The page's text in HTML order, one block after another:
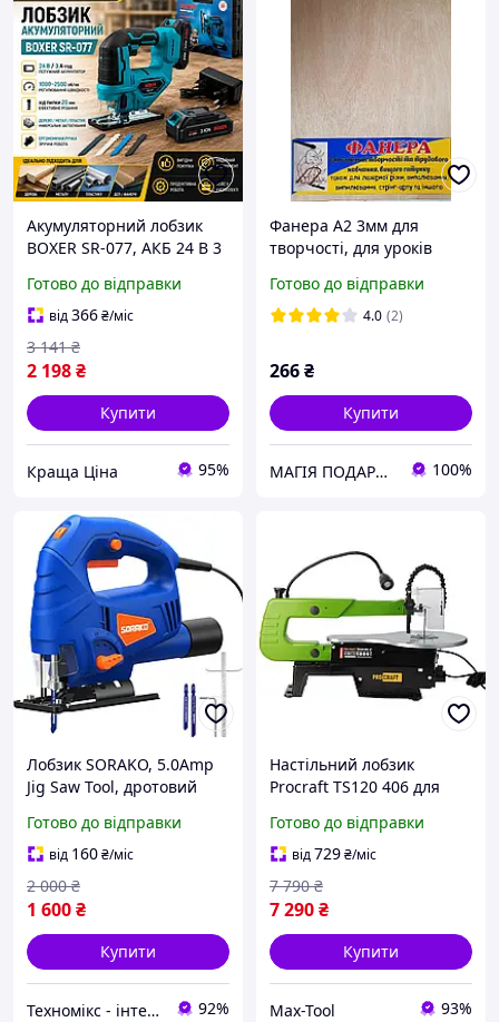
Акумуляторний лобзик
BOXER SR-077, АКБ 24 В 3
регулювання 1000 2500
об/хв
Готово до відправки
від366₴/міс
2 198₴
3 141 ₴
Купити
Краща Ціна 95%
Фанера А2 3мм для
творчості, для уроків
(для випилювання
лобзиком, випалювання,
Готово до відправки
4.0 (2)
266₴
Купити
МАГІЯ ПОДАРУНКІВ 100%
Лобзик SORAKO, 5.0Amp
Jig Saw Tool, дротовий
лобзик 800-3000 SPM, 6
змінних швидкостей,
0°-45° скошена
Готово до відправки
від 160₴/міс
1 600₴
2 000 ₴
Купити
Техномікс - інтернет - магазин якісної техніки, електроніки та інших товарів для дому та роботи 92%
Настільний лобзик
Procraft TS120 406 для
пластику, з охолодженням
та обдувом зони різу
Готово до відправки
від729₴/міс
7 290₴
7 790 ₴
Купити
Max-Tool 93%